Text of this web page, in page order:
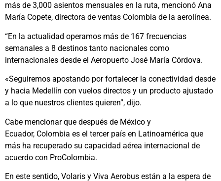
más de 3,000 asientos mensuales en la ruta, mencionó Ana
María Copete, directora de ventas Colombia de la aerolínea.
“En la actualidad operamos más de 167 frecuencias
semanales a 8 destinos tanto nacionales como
internacionales desde el Aeropuerto José María Córdova.
«Seguiremos apostando por fortalecer la conectividad desde
y hacia Medellín con vuelos directos y un producto ajustado
a lo que nuestros clientes quieren”, dijo.
Cabe mencionar que después de México y
Ecuador, Colombia es el tercer país en Latinoamérica que
más ha recuperado su capacidad aérea internacional de
acuerdo con ProColombia.
En este sentido, Volaris y Viva Aerobus están a la espera de